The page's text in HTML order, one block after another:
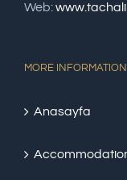
Web:
MORE INFORMATION
Anasayfa